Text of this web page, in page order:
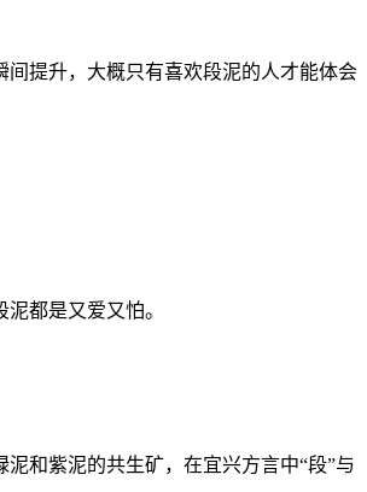
间提升，大概只有喜欢段泥的人才能体会
都是又爱又怕。
泥和紫泥的共生矿，在宜兴方言中“段”与